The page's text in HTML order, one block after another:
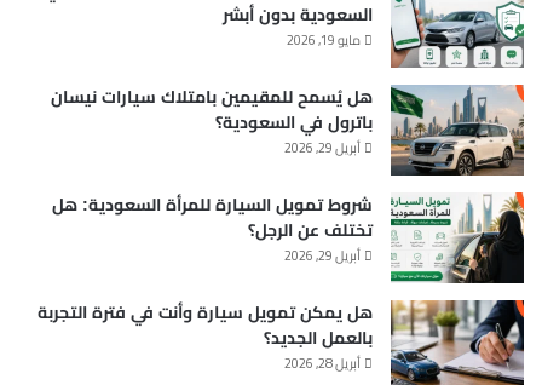
السعودية بدون أبشر
مايو 19, 2026
هل يُسمح للمقيمين بامتلاك سيارات نيسان
باترول في السعودية؟
أبريل 29, 2026
شروط تمويل السيارة للمرأة السعودية: هل
تختلف عن الرجل؟
أبريل 29, 2026
هل يمكن تمويل سيارة وأنت في فترة التجربة
بالعمل الجديد؟
أبريل 28, 2026